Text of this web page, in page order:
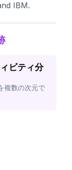
IBM.
ビティ分
複数の次元で